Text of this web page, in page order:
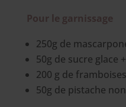
Pour le garnissage
250g de
50g de sucre glace
200 g de
50g de pistache